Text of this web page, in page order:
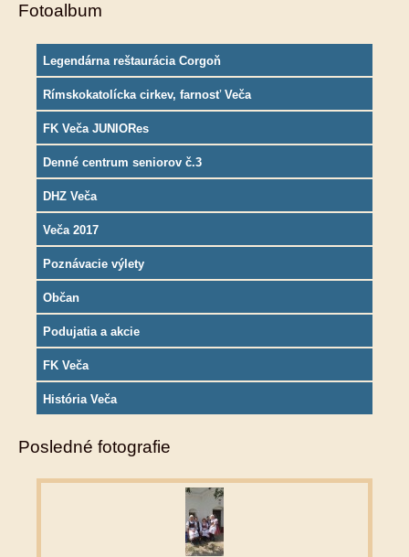
Fotoalbum
Legendárna reštaurácia Corgoň
Rímskokatolícka cirkev, farnosť Veča
FK Veča JUNIORes
Denné centrum seniorov č.3
DHZ Veča
Veča 2017
Poznávacie výlety
Občan
Podujatia a akcie
FK Veča
História Veča
Posledné fotografie